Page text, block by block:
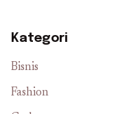
Kategori
Bisnis
Fashion